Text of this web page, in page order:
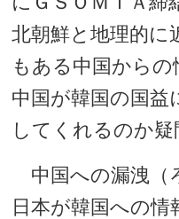
北朝鮮と地理的に
もある中国からの
中国が韓国の国益
してくれるのか疑
中国への漏洩（
日本が韓国への情